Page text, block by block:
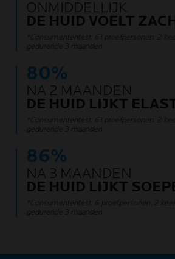
ONMIDDELLIJK
DE HUID VOELT
*Consumententest, 61 proefpersonen, 2
gedurende 3 maanden
80%
NA 2 MAANDEN
DE HUID LIJKT
*Consumententest, 61 proefpersonen, 2
gedurende 3 maanden
86%
NA 3 MAANDEN
DE HUID LIJKT
*Consumententest, 6 proefpersonen, 2 keer
gedurende 3 maanden